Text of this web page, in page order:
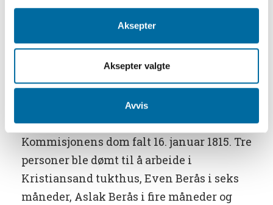
Aksepter
Aksepter valgte
Avvis
Stiftoverrett. Omfattende forhør av de
Det er på grunnlag av disse forhørene det
har vært mulig å rekonstruere hva som
skjedde under opprøret.
Kommisjonens dom falt 16. januar 1815. Tre
personer ble dømt til å arbeide i
Kristiansand tukthus, Even Berås i seks
måneder, Aslak Berås i fire måneder og